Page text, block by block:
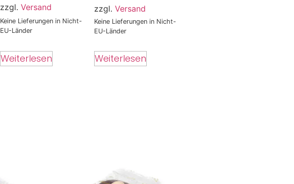
zzgl.Versand
Keine Lieferungen in Nicht-
EU-Länder
Weiterlesen
zzgl. Versand
Keine Lieferungen in Nicht-
EU-Länder
Weiterlesen